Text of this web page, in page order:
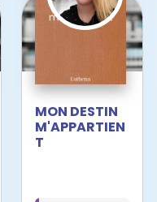
MON DESTIN
M'APPARTIEN
T